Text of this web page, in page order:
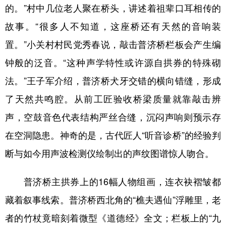
的。”村中几位老人聚在桥头，讲述着祖辈口耳相传的
故事。“很多人不知道，这座桥还有天然的音响装
置。”小关村村民党秀春说，敲击普济桥栏板会产生编
钟般的泛音。“这种声学特性或许源自拱券的特殊砌
法。”王子军介绍，普济桥犬牙交错的横向错缝，形成
了天然共鸣腔。从前工匠验收桥梁质量就靠敲击辨
声，空鼓音色代表结构严丝合缝，沉闷声响则预示存
在空洞隐患。神奇的是，古代匠人“听音诊桥”的经验判
断与如今用声波检测仪绘制出的声纹图谱惊人吻合。
普济桥主拱券上的16幅人物组画，连衣袂褶皱都
藏着叙事线索。普济桥西北角的“樵夫遇仙”浮雕里，老
者的竹杖竟暗刻着微型《道德经》全文；栏板上的“九